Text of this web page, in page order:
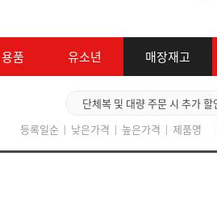
용품 유소년 매장재고
단체복 및 대량 주문 시 추가 할
등록일순 | 낮은가격 | 높은가격 | 제품명